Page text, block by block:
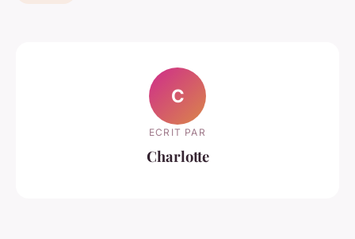
C
ECRIT PAR
Charlotte